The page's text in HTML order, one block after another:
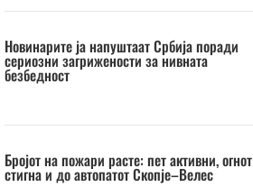
Новинарите ја напуштаат Србија поради
сериозни загрижености за нивната
безбедност
Бројот на пожари расте: пет активни, огнот
стигна и до автопатот Скопје–Велес